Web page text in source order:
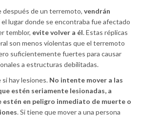
después de un terremoto, vendrán
el lugar donde se encontraba fue afectado
temblor, evite volver a él. Estas réplicas
son menos violentas que el terremoto
suficientemente fuertes para causar
a estructuras debilitadas.
hay lesiones. No intente mover a las
estén seriamente lesionadas, a
estén en peligro inmediato de muerte o
. Si tiene que mover a una persona